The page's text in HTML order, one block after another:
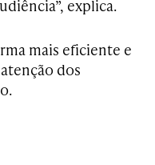
explica.
mais eficiente e
dos